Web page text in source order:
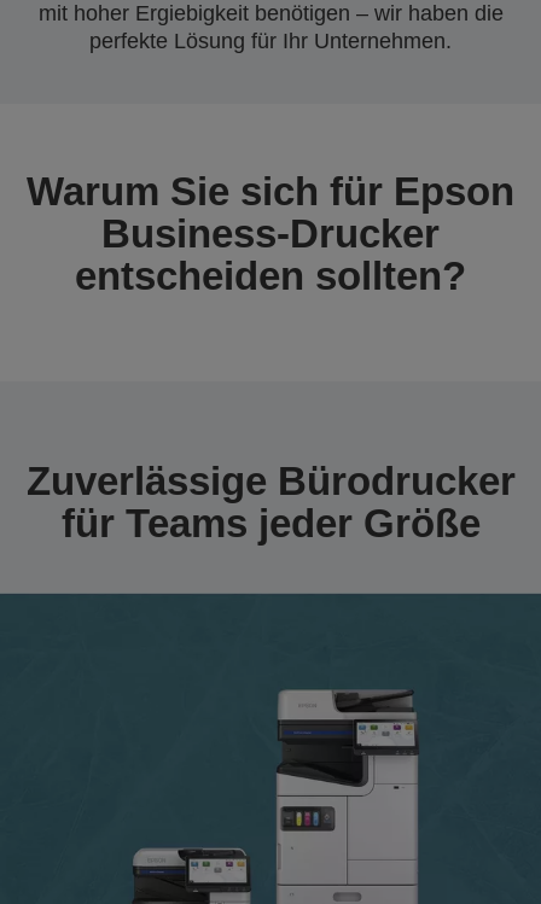
mit hoher Ergiebigkeit benötigen – wir haben die
perfekte Lösung für Ihr Unternehmen.
Warum Sie sich für Epson
Business-Drucker
entscheiden sollten?
Zuverlässige Bürodrucker
für Teams jeder Größe